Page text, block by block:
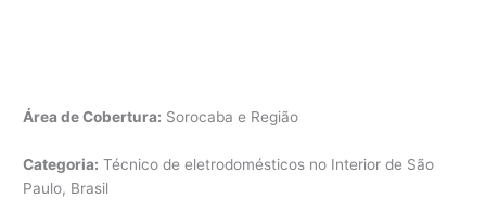
Área de Cobertura: Sorocaba e Região
Categoria: Técnico de eletrodomésticos no Interior de São
Paulo, Brasil